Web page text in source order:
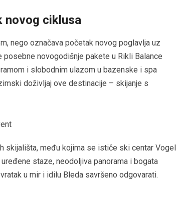
novog ciklusa
nego označava početak novog poglavlja uz
novogodišnje pakete u Rikli Balance
i slobodnim ulazom u bazenske i spa
doživljaj ove destinacije – skijanje s
skijališta, među kojima se ističe ski centar Vogel
staze, neodoljiva panorama i bogata
u mir i idilu Bleda savršeno odgovarati.